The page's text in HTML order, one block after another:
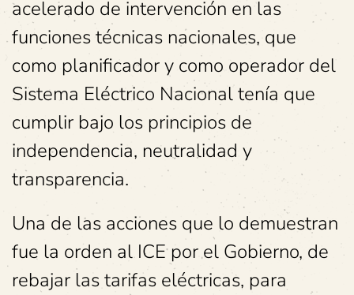
acelerado de intervención en las
funciones técnicas nacionales, que
como planificador y como operador del
Sistema Eléctrico Nacional tenía que
cumplir bajo los principios de
independencia, neutralidad y
transparencia.
Una de las acciones que lo demuestran
fue la orden al ICE por el Gobierno, de
rebajar las tarifas eléctricas, para